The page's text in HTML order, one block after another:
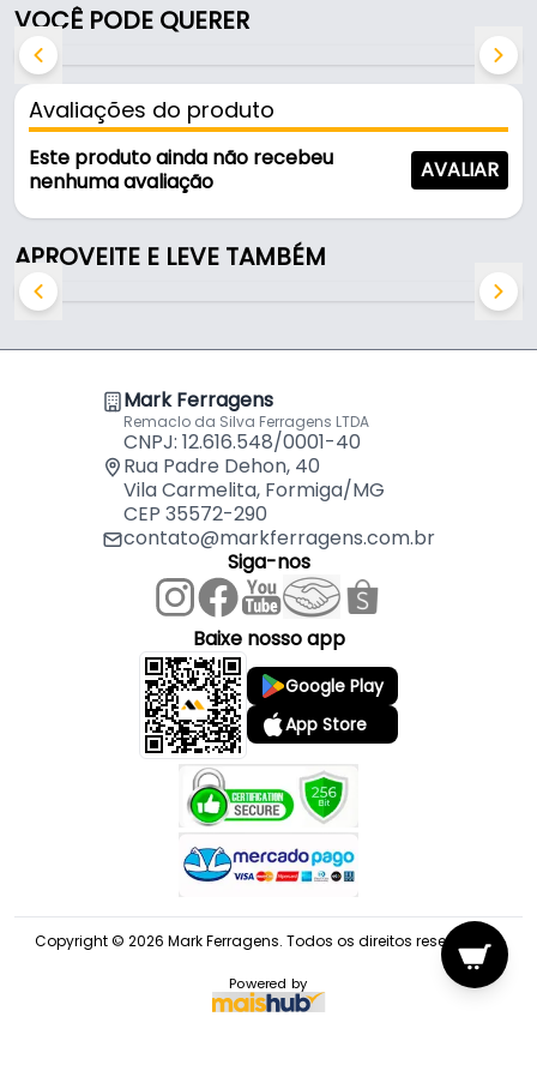
Fabricada em Aço com acabamento liso na cor
aço queimado, é resistente e durável no uso diário.
Características:
- Marca: Mark
- Modelo: Chapa
- Cor: Aço Queimado
- Espessura: 2,5 Mm
- Diâmetro entre os puxadores: 630 Mm - (63 Cm)
- Altura da chapa: 55 Mm - (5,5 Cm)
Conteúdo da Embalagem:
- 01 Chapa Redonda - Mk.
VOCÊ PODE QUERER
Avaliações do produto
Este produto ainda não recebeu
nenhuma avaliação
AVALIAR
APROVEITE E LEVE TAMBÉM
Mark Ferragens
Remaclo da Silva Ferragens LTDA
CNPJ: 12.616.548/0001-40
Rua Padre Dehon, 40
Vila Carmelita, Formiga/MG
CEP 35572-290
contato@markferragens.com.br
Siga-nos
Baixe nosso app
Google Play
App Store
Copyright © 2026 Mark Ferragens. Todos os direitos reservados.
Powered by